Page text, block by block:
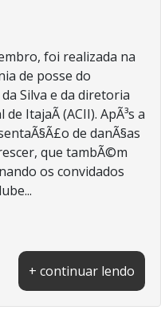
foi realizada na
de posse do
Silva e da diretoria
ItajaÃ­ (ACII). ApÃ³s a
de danÃ§as
que tambÃ©m
os convidados
+ continuar lendo